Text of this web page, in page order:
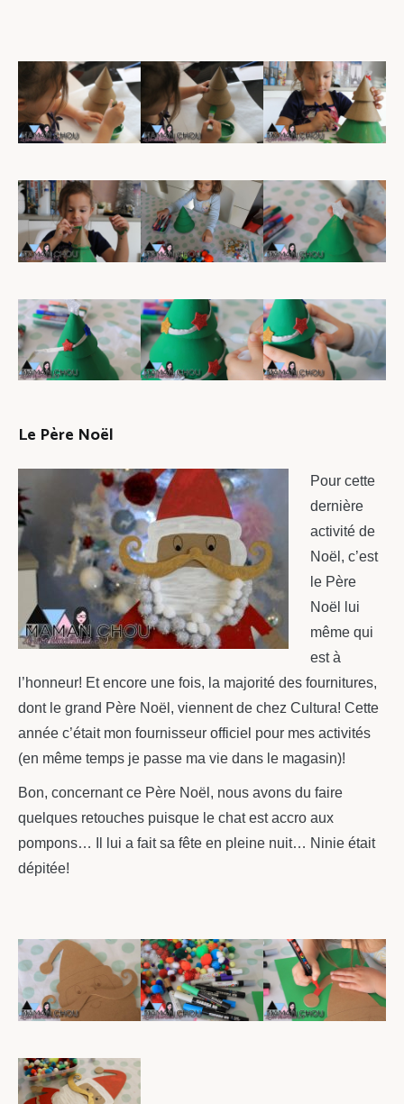
Le Père Noël
Pour cette
dernière
activité de
Noël, c’est
le Père
Noël lui
même qui
est à
l’honneur! Et encore une fois, la majorité des fournitures,
dont le grand Père Noël, viennent de chez Cultura! Cette
année c’était mon fournisseur officiel pour mes activités
(en même temps je passe ma vie dans le magasin)!
Bon, concernant ce Père Noël, nous avons du faire
quelques retouches puisque le chat est accro aux
pompons… Il lui a fait sa fête en pleine nuit… Ninie était
dépitée!